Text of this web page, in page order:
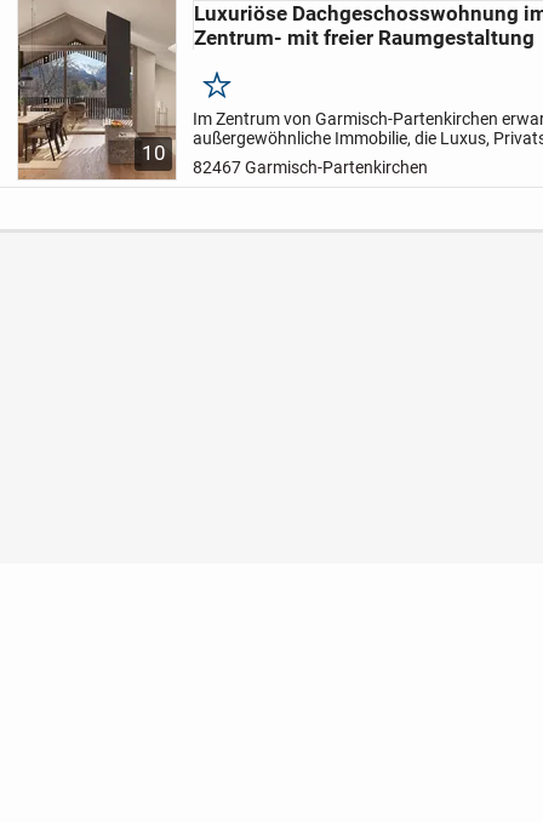
10
Luxuriöse Dachgeschosswohnung
Zentrum- mit freier Raumgestaltung
Merken
Im Zentrum von Garmisch-Partenkirchen
außergewöhnliche Immobilie, die Luxus,
Gestaltungsfreiheit auf eindrucksvolle Weise
Dachgeschosswohnun...
82467 Garmisch-Partenkirchen